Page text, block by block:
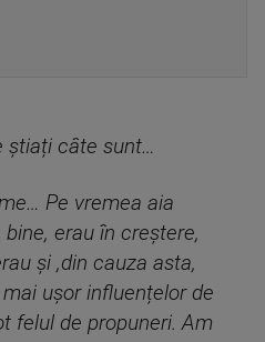
știați câte sunt…
Pe vremea aia
erau în creștere,
și ,din cauza asta,
ușor influențelor de
felul de propuneri. Am